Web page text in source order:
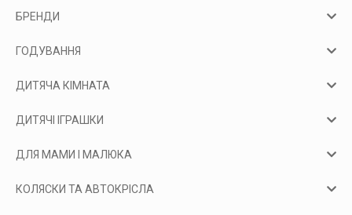
БРЕНДИ
ГОДУВАННЯ
ДИТЯЧА КІМНАТА
ДИТЯЧІ ІГРАШКИ
ДЛЯ МАМИ І МАЛЮКА
КОЛЯСКИ ТА АВТОКРІСЛА